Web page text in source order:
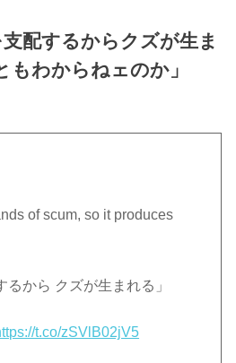
支配するからクズが生ま
もわからねェのか」
of scum, so it produces
るから クズが生まれる」
t.co/zSVlB02jV5